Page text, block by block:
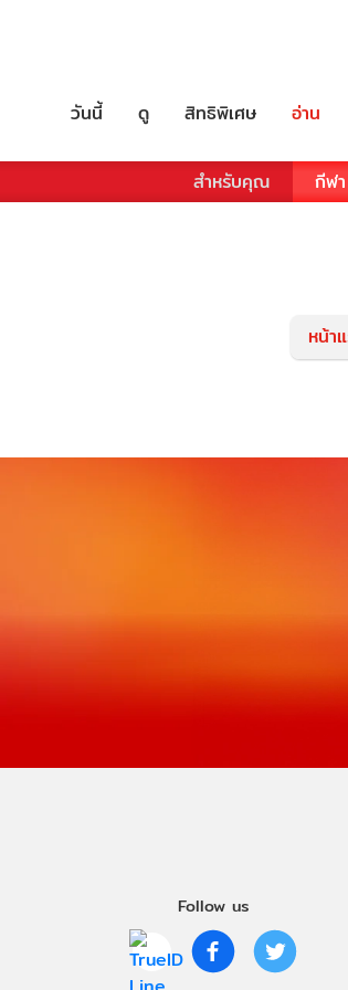
วันนี้ ดู สิทธิพิเศษ อ่าน
สำหรับคุณ กีฬา
หน้า
Follow us